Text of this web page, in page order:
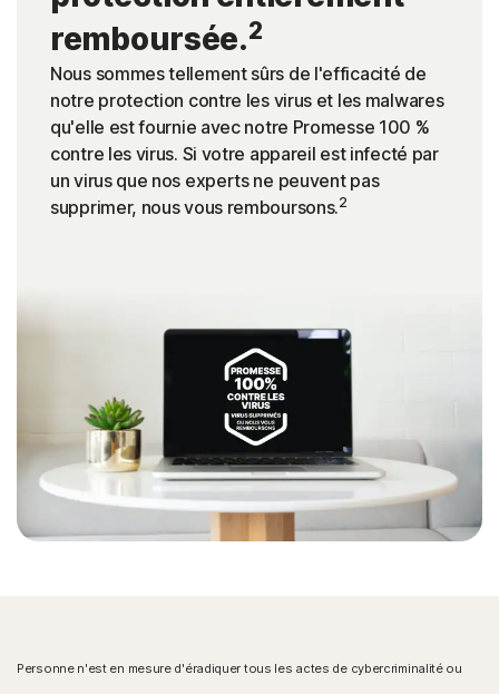
remboursée.2
Nous sommes tellement sûrs de l'efficacité de
notre protection contre les virus et les malwares
qu'elle est fournie avec notre Promesse 100 %
contre les virus. Si votre appareil est infecté par
un virus que nos experts ne peuvent pas
supprimer, nous vous remboursons.2
Personne n'est en mesure d'éradiquer tous les actes de cybercriminalité ou